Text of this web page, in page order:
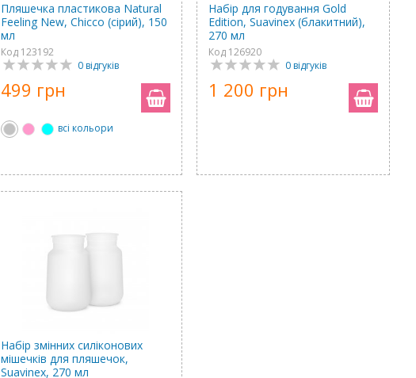
Пляшечка пластикова Natural
Feeling New, Chicco (сірий), 150
мл
Код 123192
0 відгуків
499 грн
всі кольори
Набір для годування Gold
Edition, Suavinex (блакитний),
270 мл
Код 126920
0 відгуків
1 200 грн
Набір змінних силіконових
мішечків для пляшечок,
Suavinex, 270 мл